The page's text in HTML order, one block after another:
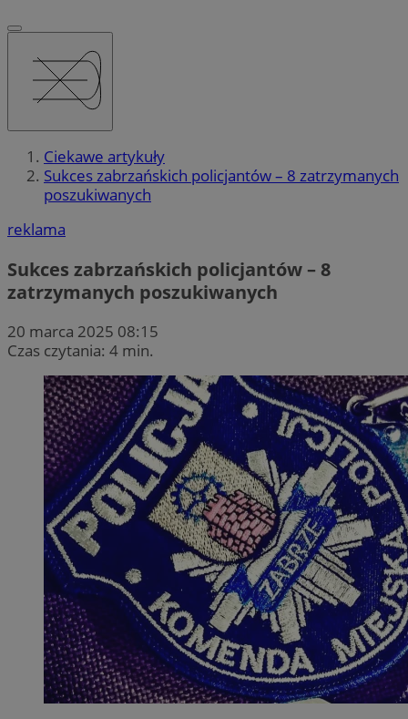
Ciekawe artykuły
Sukces zabrzańskich policjantów – 8 zatrzymanych
poszukiwanych
reklama
Sukces zabrzańskich policjantów – 8
zatrzymanych poszukiwanych
20 marca 2025 08:15
Czas czytania: 4 min.